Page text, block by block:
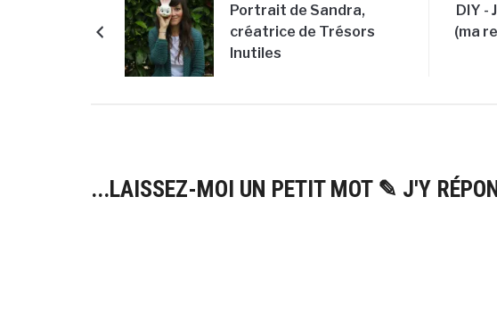
Portrait de Sandra,
créatrice de Trésors
Inutiles
DIY -
(ma
...LAISSEZ-MOI UN PETIT MOT ✎ J'Y